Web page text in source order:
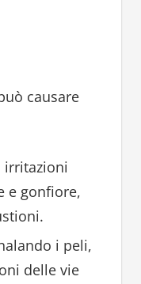
causare
irritazioni
e gonfiore,
i peli,
delle vie